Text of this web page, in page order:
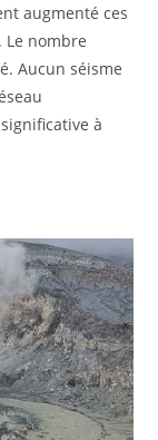
augmenté ces
nombre
Aucun séisme
à